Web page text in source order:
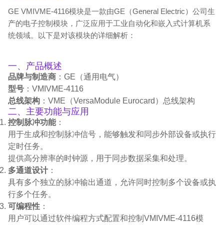
GE VMIVME-4116模块是一款由GE（General Electric）公司生
产的电子控制模块，广泛应用于工业自动化和嵌入式计算机系
统领域。以下是对该模块的详细解析：
一、产品概述
品牌与制造商 ：GE（通用电气）
型号 ：VMIVME-4116
总线架构 ：VME（VersaModule Eurocard）总线架构
二、主要功能与应用
控制脉冲功能：
用于生成和控制脉冲信号，能够触发和同步外部设备或执行
定时任务。
提供高分辨率的时钟源，用于同步数据采集和处理。
多通道设计 ：
具有多个独立的脉冲输出通道，允许同时控制多个设备或执
行多个任务。
可编程性 ：
用户可以通过软件编程方式配置和控制VMIVME-4116模